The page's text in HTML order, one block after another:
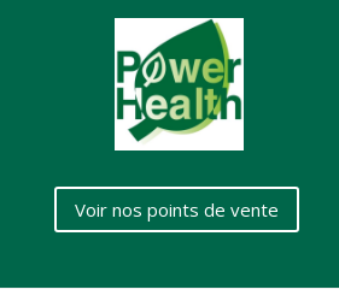
Voir nos points de vente